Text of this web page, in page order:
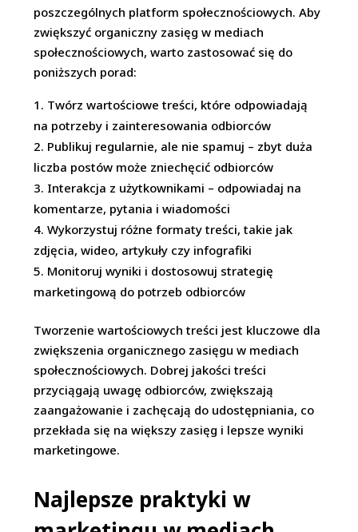
poszczególnych platform społecznościowych. Aby
zwiększyć organiczny zasięg w mediach
społecznościowych, warto zastosować się do
poniższych porad:
Twórz wartościowe treści, które odpowiadają
na potrzeby i zainteresowania odbiorców
Publikuj regularnie, ale nie spamuj – zbyt duża
liczba postów może zniechęcić odbiorców
Interakcja z użytkownikami – odpowiadaj na
komentarze, pytania i wiadomości
Wykorzystuj różne formaty treści, takie jak
zdjęcia, wideo, artykuły czy infografiki
Monitoruj wyniki i dostosowuj strategię
marketingową do potrzeb odbiorców
Tworzenie wartościowych treści jest kluczowe dla
zwiększenia organicznego zasięgu w mediach
społecznościowych. Dobrej jakości treści
przyciągają uwagę odbiorców, zwiększają
zaangażowanie i zachęcają do udostępniania, co
przekłada się na większy zasięg i lepsze wyniki
marketingowe.
Najlepsze praktyki w